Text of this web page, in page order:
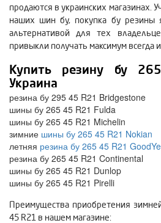
продаются в украинских магазинах.
наших шин бу, покупка бу резины
альтернативой для тех
привыкли получать максимум
Купить резину бу
Украина
резина бу 295 45 R21 Bridgestone
шины бу 265 45 R21 Fulda
шины бу 265 45 R21 Michelin
зимние шины бу 265 45 R21 Nokian
летняя резина бу 265 45 R21
резина бу 265 45 R21 Continental
шины бу 265 45 R21 Dunlop
шины бу 265 45 R21 Pirelli
Преимущества приобретения
45 R21 в нашем магазине: